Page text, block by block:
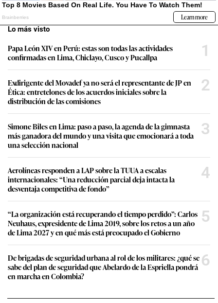
Lo más visto
Papa León XIV en Perú: estas son todas las actividades
confirmadas en Lima, Chiclayo, Cusco y Pucallpa
1
Exdirigente del Movadef ya no será el representante de JP en
Ética: entretelones de los acuerdos iniciales sobre la
distribución de las comisiones
2
Simone Biles en Lima: paso a paso, la agenda de la gimnasta
más ganadora del mundo y una visita que emocionará a toda
una selección nacional
3
Aerolíneas responden a LAP sobre la TUUA a escalas
internacionales: “Una reducción parcial deja intacta la
desventaja competitiva de fondo”
4
“La organización está recuperando el tiempo perdido”: Carlos
Neuhaus, expresidente de Lima 2019, sobre los retos a un año
de Lima 2027 y en qué más está preocupado el Gobierno
5
De brigadas de seguridad urbana al rol de los militares: ¿qué se
sabe del plan de seguridad que Abelardo de la Espriella pondrá
en marcha en Colombia?
6